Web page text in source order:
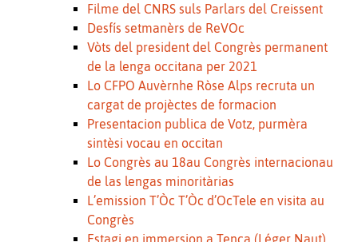
Filme del CNRS suls Parlars del Creissent
Desfís setmanèrs de ReVOc
Vòts del president del Congrès permanent
de la lenga occitana per 2021
Lo CFPO Auvèrnhe Ròse Alps recruta un
cargat de projèctes de formacion
Presentacion publica de Votz, purmèra
sintèsi vocau en occitan
Lo Congrès au 18au Congrès internacionau
de las lengas minoritàrias
L’emission T’Òc T’Òc d’OcTele en visita au
Congrès
Estagi en immersion a Tença (Léger Naut)